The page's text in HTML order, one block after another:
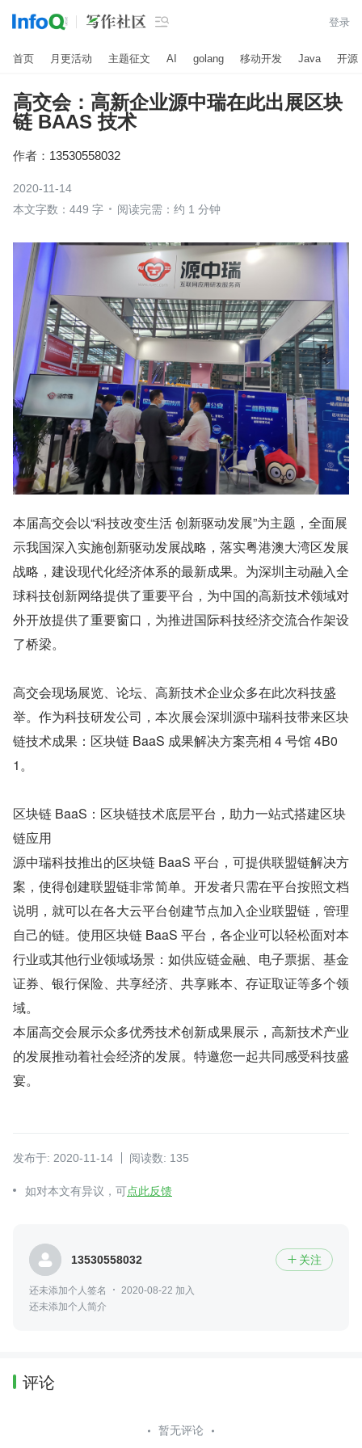
 登录
首页 月更活动 主题征文 AI golang 移动开发 Java 开源
高交会：高新企业源中瑞在此出展区块
链 BAAS 技术
作者： 13530558032
2020-11-14
本文字数：449 字
阅读完需：约 1 分钟
本届高交会以“科技改变生活 创新驱动发展”为主题，全面展
示我国深入实施创新驱动发展战略，落实粤港澳大湾区发展
战略，建设现代化经济体系的最新成果。为深圳主动融入全
球科技创新网络提供了重要平台，为中国的高新技术领域对
外开放提供了重要窗口，为推进国际科技经济交流合作架设
了桥梁。
高交会现场展览、论坛、高新技术企业众多在此次科技盛
举。作为科技研发公司，本次展会深圳源中瑞科技带来区块
链技术成果：区块链 BaaS 成果解决方案亮相 4 号馆 4B0
1。
区块链 BaaS：区块链技术底层平台，助力一站式搭建区块
链应用
源中瑞科技推出的区块链 BaaS 平台，可提供联盟链解决方
案，使得创建联盟链非常简单。开发者只需在平台按照文档
说明，就可以在各大云平台创建节点加入企业联盟链，管理
自己的链。使用区块链 BaaS 平台，各企业可以轻松面对本
行业或其他行业领域场景：如供应链金融、电子票据、基金
证券、银行保险、共享经济、共享账本、存证取证等多个领
域。
本届高交会展示众多优秀技术创新成果展示，高新技术产业
的发展推动着社会经济的发展。特邀您一起共同感受科技盛
宴。
发布于: 2020-11-14 阅读数: 135
如对本文有异议，可点此反馈
13530558032  关注
还未添加个人签名
2020-08-22 加入
还未添加个人简介
评论
暂无评论